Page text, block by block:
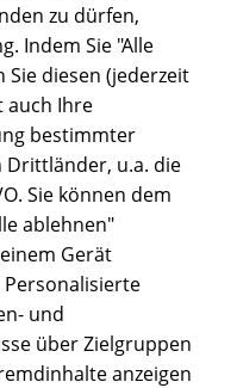
zu dürfen,
Indem Sie "Alle
diesen (jederzeit
auch Ihre
bestimmter
Drittländer, u.a. die
Sie können dem
ablehnen"
Gerät
und
über Zielgruppen
anzeigen